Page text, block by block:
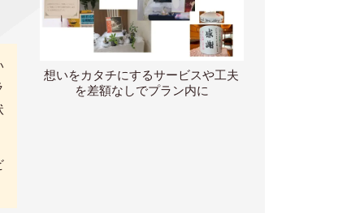
想いをカタチにするサービスや工夫
を差額なしでプラン内に